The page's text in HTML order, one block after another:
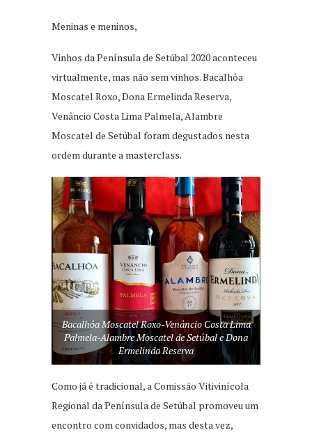
Meninas e meninos,
Vinhos da Península de Setúbal 2020 aconteceu
virtualmente, mas não sem vinhos. Bacalhôa
Moscatel Roxo, Dona Ermelinda Reserva,
Venâncio Costa Lima Palmela, Alambre
Moscatel de Setúbal foram degustados nesta
ordem durante a masterclass.
Bacalhôa Moscatel Roxo-Venâncio Costa Lima
Palmela-Alambre Moscatel de Setúbal e Dona
Ermelinda Reserva
Como já é tradicional, a Comissão Vitivinícola
Regional da Península de Setúbal promoveu um
encontro com convidados, mas desta vez,